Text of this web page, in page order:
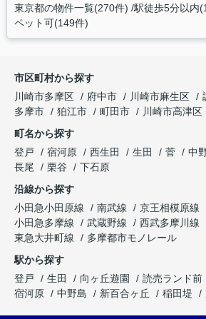
東京都の物件一覧(270件) 駅徒歩5分以内
ペット可(149件)
市区町村から探す
川崎市多摩区
府中市 川崎市麻生区
多摩市
狛江市 町田市 川崎市高津区
町名から探す
登戸
宿河原 西生田 生田 菅 中
長尾
栗谷
下石原
沿線から探す
小田急小田原線
南武線 京王相模原線
小田急多摩線
武蔵野線 西武多摩川線
東急大井町線
多摩都市モノレール
駅から探す
登戸
生田 向ヶ丘遊園 読売ランド前
宿河原
中野島 新百合ヶ丘 稲田堤